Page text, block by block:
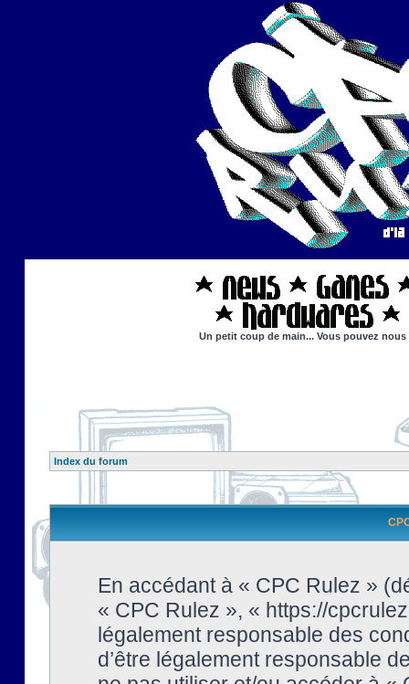
Un petit coup de main... Vous pouvez
Index du forum
En accédant à « CPC Rulez »
« CPC Rulez », « https://
légalement responsable des
d’être légalement responsable